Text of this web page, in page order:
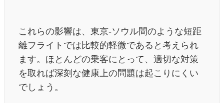
これらの影響は、東京-ソウル間のような短距
離フライトでは比較的軽微であると考えられ
ます。ほとんどの乗客にとって、適切な対策
を取れば深刻な健康上の問題は起こりにくい
でしょう。